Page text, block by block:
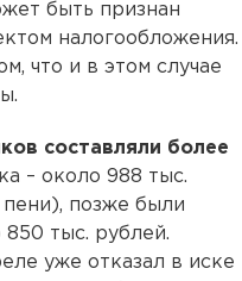
быть признан
налогообложения.
что и в этом случае
составляли более
– около 988 тыс.
позже были
тыс. рублей.
уже отказал в иске